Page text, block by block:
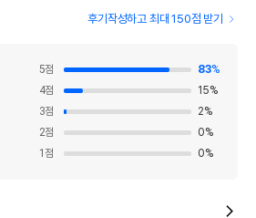
후기작성하고 최대 150점 받기
5점 83%
4점 15%
3점 2%
2점 0%
1 점 0%